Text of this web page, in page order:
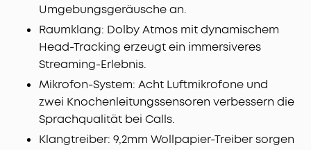
Umgebungsgeräusche an.
Raumklang: Dolby Atmos mit dynamischem
Head-Tracking erzeugt ein immersiveres
Streaming-Erlebnis.
Mikrofon-System: Acht Luftmikrofone und
zwei Knochenleitungssensoren verbessern die
Sprachqualität bei Calls.
Klangtreiber: 9,2mm Wollpapier-Treiber sorgen